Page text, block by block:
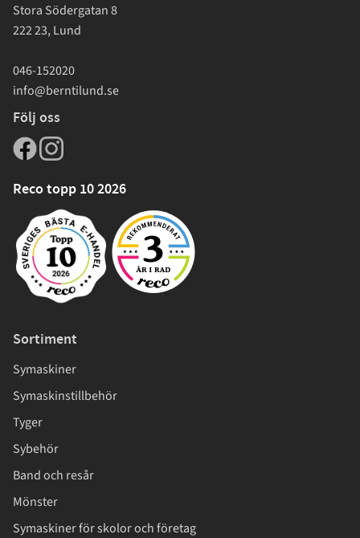
Stora Södergatan 8
222 23, Lund
046-152020
info@berntilund.se
Följ oss
Reco topp 10 2026
Sortiment
Symaskiner
Symaskinstillbehör
Tyger
Sybehör
Band och resår
Mönster
Symaskiner för skolor och företag